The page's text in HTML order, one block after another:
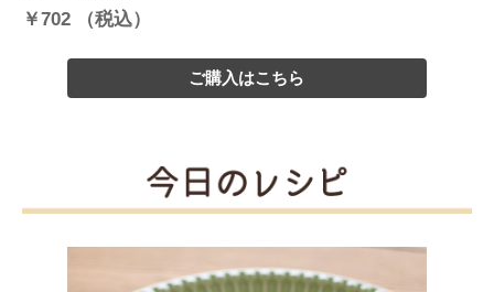
￥702 （税込）
ご購入はこちら